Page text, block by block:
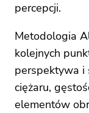
percepcji.
Metodologia
kolejnych
perspektywa i
ciężaru,
elementów